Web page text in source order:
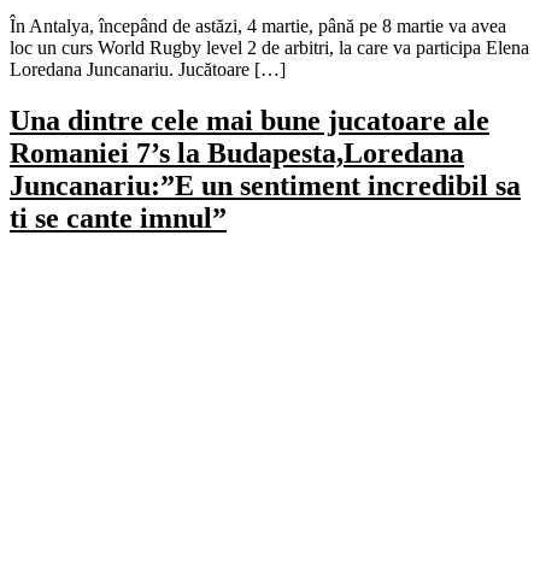
În Antalya, începând de astăzi, 4 martie, până pe 8 martie va avea
loc un curs World Rugby level 2 de arbitri, la care va participa Elena
Loredana Juncanariu. Jucătoare […]
Una dintre cele mai bune jucatoare ale
Romaniei 7’s la Budapesta,Loredana
Juncanariu:”E un sentiment incredibil sa
ti se cante imnul”